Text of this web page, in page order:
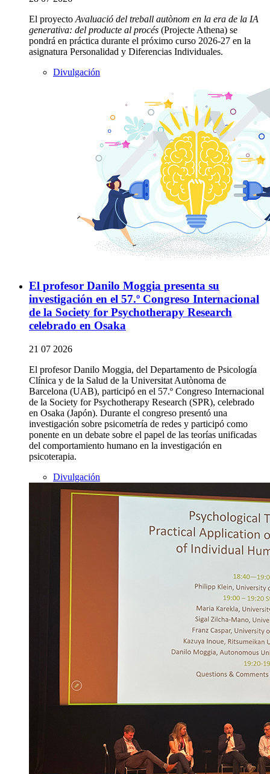
El proyecto Avaluació del treball autònom en la era de la IA
generativa: del producte al procés (Projecte Athena) se
pondrá en práctica durante el próximo curso 2026-27 en la
asignatura Personalidad y Diferencias Individuales.
Divulgación
El profesor Danilo Moggia presenta su
investigación en el 57.º Congreso Internacional
de la Society for Psychotherapy Research
celebrado en Osaka
21 07 2026
El profesor Danilo Moggia, del Departamento de Psicología
Clínica y de la Salud de la Universitat Autònoma de
Barcelona (UAB), participó en el 57.º Congreso Internacional
de la Society for Psychotherapy Research (SPR), celebrado
en Osaka (Japón). Durante el congreso presentó una
investigación sobre psicometría de redes y participó como
ponente en un debate sobre el papel de las teorías unificadas
del comportamiento humano en la investigación en
psicoterapia.
Divulgación